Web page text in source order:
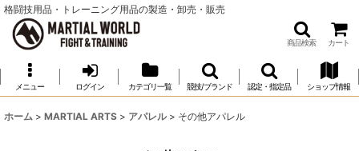
格闘技用品・トレーニング用品の製造・卸売・販売
商品検索 カート
メニュー ログイン カテゴリ一覧 競技/ブランド 認定・指定品 ショップ情報
ホーム > MARTIAL ARTS > アパレル > その他アパレル